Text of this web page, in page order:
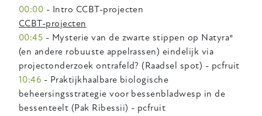
00:00 - Intro CCBT-projecten
CCBT-projecten
00:45 - Mysterie van de zwarte stippen op Natyra®
(en andere robuuste appelrassen) eindelijk via
projectonderzoek ontrafeld? (Raadsel spot) - pcfruit
10:46 - Praktijkhaalbare biologische
beheersingsstrategie voor bessenbladwesp in de
bessenteelt (Pak Ribessii) - pcfruit